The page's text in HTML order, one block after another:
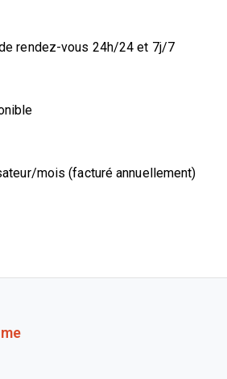
rendez-vous 24h/24 et 7j/7
mois (facturé annuellement)